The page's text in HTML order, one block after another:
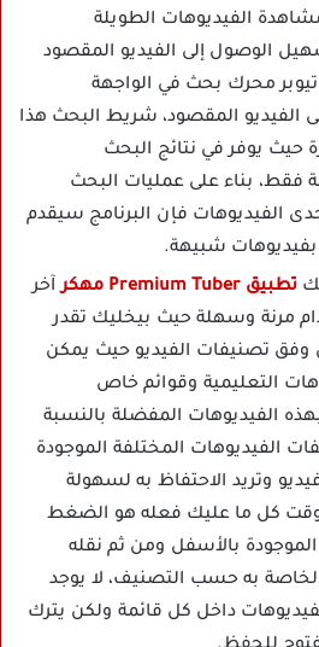
الفيديوهات الطويلة
الوصول إلى الفيديو المقصود
تيوبر محرك بحث في الواجهة
الفيديو المقصود، شريط البحث هذا
حيث يوفر في نتائج البحث
فقط، بناء على عمليات البحث
الفيديوهات فإن البرنامج سيقدم
شبيهة.
تطبيق Premium Tuber مهكر
آخر
مرنة وسهلة حيث بيخليك تقدر
وفق تصنيفات الفيديو حيث يمكن
التعليمية وقوائم خاص
الفيديوهات المفضلة بالنسبة
الفيديوهات المختلفة الموجودة
وتريد الاحتفاظ به لسهولة
وقت كل ما عليك فعله هو الضغط
بالأسفل ومن ثم نقله
الخاصة به حسب التصنيف، لا يوجد
داخل كل قائمة ولكن يترك